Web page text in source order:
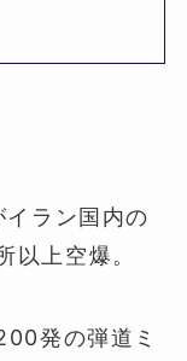
ラン国内の
以上空爆。
発の弾道ミ